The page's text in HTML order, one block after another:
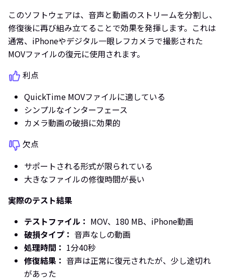
このソフトウェアは、音声と動画のストリームを分割し、
修復後に再び組み立てることで効果を発揮します。これは
通常、iPhoneやデジタル一眼レフカメラで撮影された
MOVファイルの復元に使用されます。
利点
QuickTime MOVファイルに適している
シンプルなインターフェース
カメラ動画の破損に効果的
欠点
サポートされる形式が限られている
大きなファイルの修復時間が長い
実際のテスト結果
テストファイル： MOV、180 MB、iPhone動画
破損タイプ： 音声なしの動画
処理時間： 1分40秒
修復結果： 音声は正常に復元されたが、少し途切れ
があった